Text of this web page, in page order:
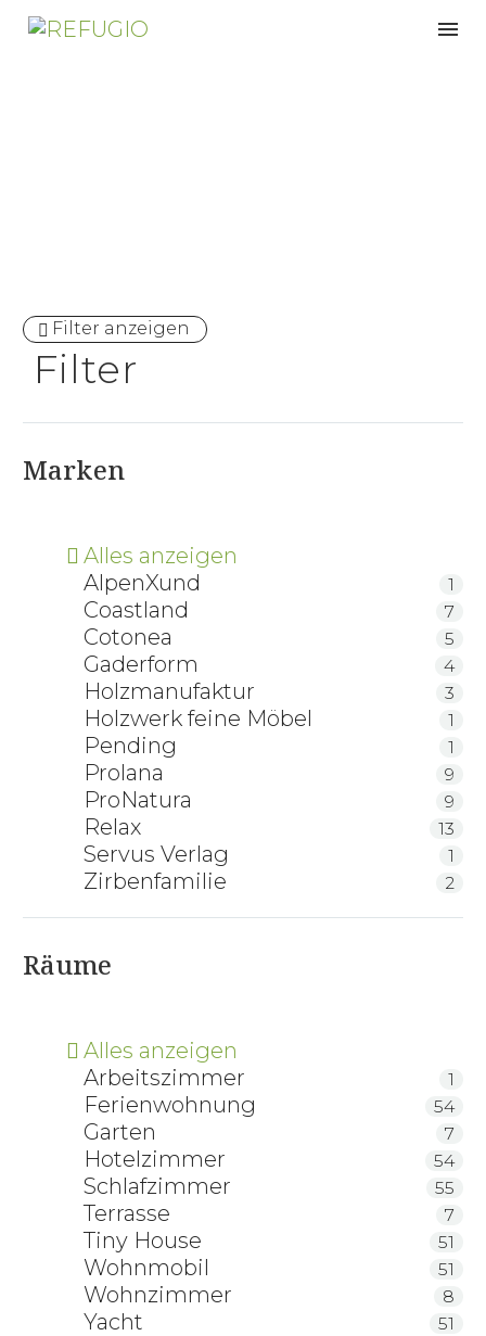
Filter anzeigen
Filter
Marken
Alles anzeigen
AlpenXund
1
Coastland 7
Cotonea 5
Gaderform 4
Holzmanufaktur 3
Holzwerk feine Möbel 1
Pending 1
Prolana 9
ProNatura 9
Relax 13
Servus Verlag 1
Zirbenfamilie 2
Räume
Alles anzeigen
Arbeitszimmer
1
Ferienwohnung 54
Garten 7
Hotelzimmer 54
Schlafzimmer 55
Terrasse 7
Tiny House 51
Wohnmobil 51
Wohnzimmer 8
Yacht 51